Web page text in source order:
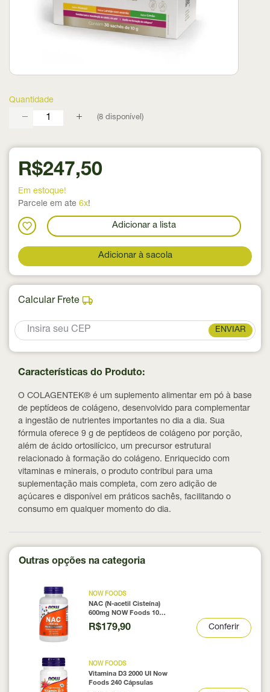
Quantidade
(8 disponível)
R$247,50
Em estoque!
Parcele em ate 6x!
Adicionar a lista
Adicionar à sacola
Calcular Frete
ENVIAR
Características do Produto:
O COLAGENTEK® é um suplemento alimentar em pó à base
de peptídeos de colágeno, desenvolvido para complementar
a ingestão de nutrientes importantes no dia a dia. Sua
fórmula oferece 9 g de peptídeos de colágeno por porção,
além de ácido ortosilícico, um precursor estrutural
relacionado à formação do colágeno. Enriquecido com
vitaminas e minerais, o produto contribui para uma
suplementação mais completa, com zero adição de
açúcares e disponível em práticos sachês, facilitando o
consumo em qualquer momento do dia.
Outras opções na categoria
NOW FOODS
NAC (N-acetil Cisteína)
600mg NOW Foods 100
Cápsulas
R$179,90 Conferir
NOW FOODS
Vitamina D3 2000 UI Now
Foods 240 Cápsulas